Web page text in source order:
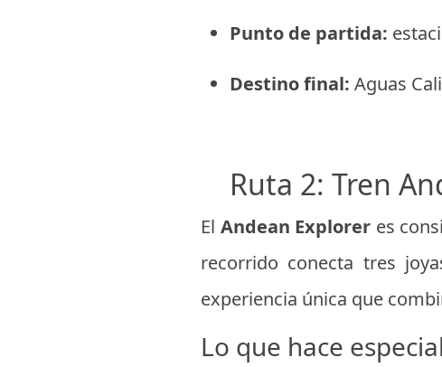
Punto de partida:
Destino final: Aguas
Ruta 2: Tren
El Andean Explorer es
recorrido conecta tres
experiencia única que
Lo que hace